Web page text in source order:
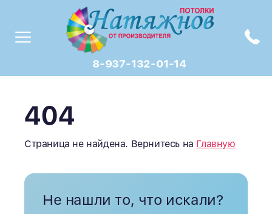
8-937-132-01-14
404
Страница не найдена. Вернитесь на Главную
Не нашли то, что искали?